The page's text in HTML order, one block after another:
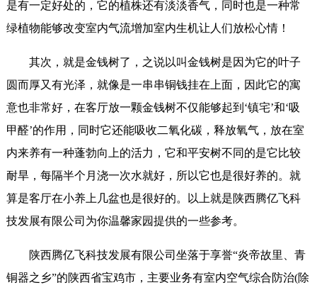
是有一定好处的，它的植株还有淡淡香气，同时也是一种常
绿植物能够改变室内气流增加室内生机让人们放松心情！
其次，就是金钱树了，之说以叫金钱树是因为它的叶子
圆而厚又有光泽，就像是一串串铜钱挂在上面，因此它的寓
意也非常好，在客厅放一颗金钱树不仅能够起到‘镇宅’和‘吸
甲醛’的作用，同时它还能吸收二氧化碳，释放氧气，放在室
内来养有一种蓬勃向上的活力，它和平安树不同的是它比较
耐旱，每隔半个月浇一次水就好，所以它也是很好养的。就
算是客厅在小养上几盆也是很好的。以上就是陕西腾亿飞科
技发展有限公司为你温馨家园提供的一些参考。
陕西腾亿飞科技发展有限公司坐落于享誉“炎帝故里、青
铜器之乡”的陕西省宝鸡市，主要业务有室内空气综合防治(除